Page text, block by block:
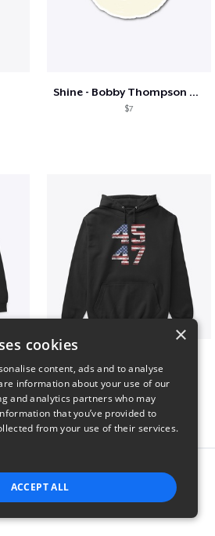
Shine - Bobby Thompson Band Merch
$7
$40
Report this product
×
cookies
content, ads and to analyse
information about your use of our
and analytics partners who may
that you’ve provided to
from your use of their services.
ACCEPT ALL
PERFORMANCE